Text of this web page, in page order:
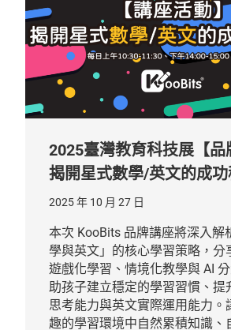
2025臺灣教育科技展【品
揭開星式數學/英文的成功
2025 年 10 月 27 日
本次 KooBits 品牌講座將深入解
學與英文」的核心學習策略，分
遊戲化學習、情境化教學與 AI
助孩子建立穩定的學習習慣、提
思考能力與英文實際運用能力。
趣的學習環境中自然累積知識、